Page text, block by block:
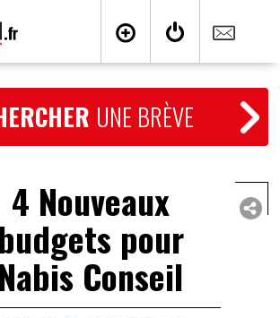
UNE BRÈVE
4 Nouveaux
budgets pour
Nabis Conseil